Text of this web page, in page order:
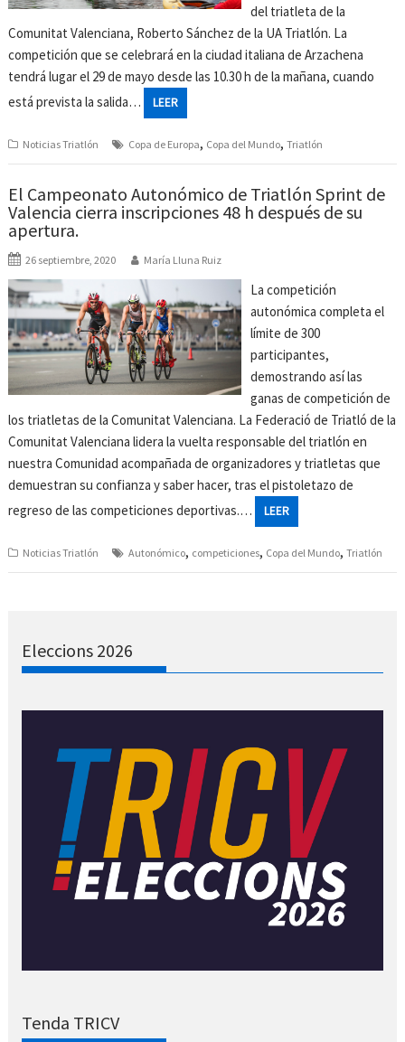
del triatleta de la
Comunitat Valenciana, Roberto Sánchez de la UA Triatlón. La
competición que se celebrará en la ciudad italiana de Arzachena
tendrá lugar el 29 de mayo desde las 10.30 h de la mañana, cuando
está prevista la salida…
LEER
Noticias Triatlón Copa de Europa, Copa del Mundo,Triatlón
El Campeonato Autonómico de Triatlón Sprint de
Valencia cierra inscripciones 48 h después de su
apertura.
26 septiembre, 2020 María Lluna Ruiz
La competición
autonómica completa el
límite de 300
participantes,
demostrando así las
ganas de competición de
los triatletas de la Comunitat Valenciana. La Federació de Triatló de la
Comunitat Valenciana lidera la vuelta responsable del triatlón en
nuestra Comunidad acompañada de organizadores y triatletas que
demuestran su confianza y saber hacer, tras el pistoletazo de
regreso de las competiciones deportivas.…
LEER
Noticias Triatlón Autonómico, competiciones, Copa del Mundo,Triatlón
Eleccions 2026
Tenda TRICV